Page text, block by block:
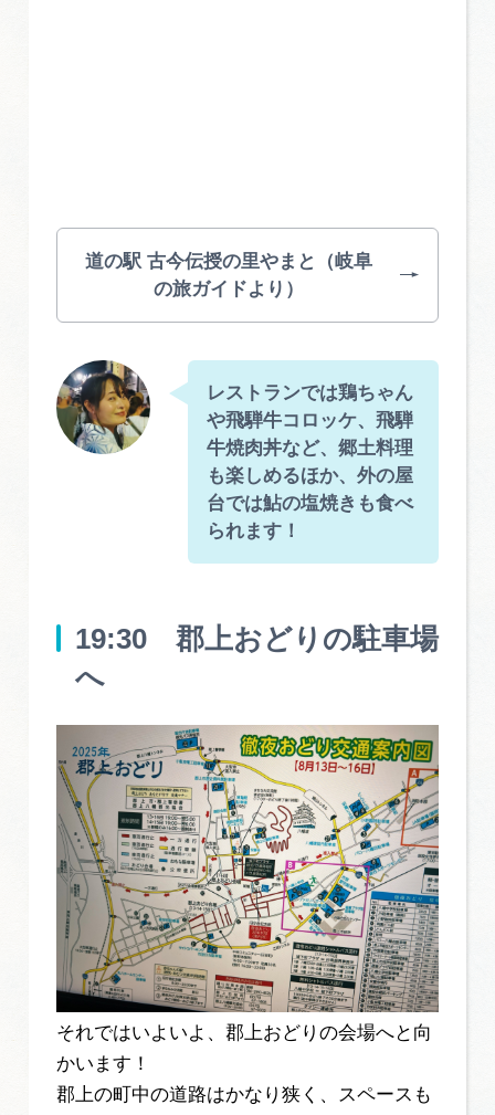
道の駅 古今伝授の里やまと（岐阜
の旅ガイドより）
レストランでは鶏ちゃん
や飛騨牛コロッケ、飛騨
牛焼肉丼など、郷土料理
も楽しめるほか、外の屋
台では鮎の塩焼きも食べ
られます！
19:30 郡上おどりの駐車場
へ
それではいよいよ、郡上おどりの会場へと向
かいます！
郡上の町中の道路はかなり狭く、スペースも